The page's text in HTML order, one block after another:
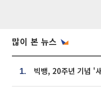
많이 본 뉴스
1.